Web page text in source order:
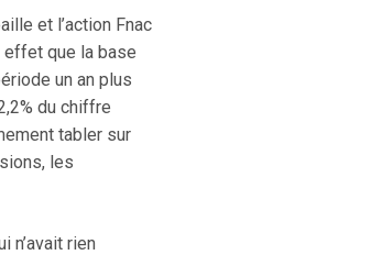
et l’action Fnac
effet que la base
un an plus
du chiffre
tabler sur
les
rien